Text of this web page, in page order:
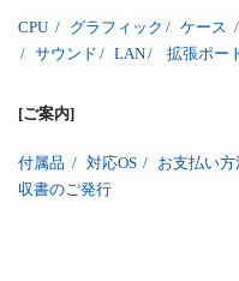
CPU / グラフィック / ケース /
/ サウンド / LAN/ 拡張ポー
[ご案内]
付属品 / 対応OS / お支払い方
収書のご発行